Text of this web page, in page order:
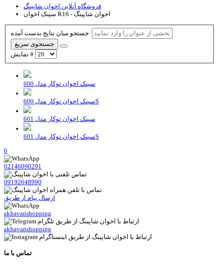
فروشگاه آنلاین اخوان شاپینگ
سینک اخوان R16 - اخوان شاپینگ
جستجوی سریع
نمایش #
سینک اخوان توکار مدل 600
سینک اخوان توکار مدل 600S
سینک اخوان توکار مدل 601
سینک اخوان توکار مدل 601S
0
02146090291
09192648990
ارسال پیام از طریق
akhavanshopping
akhavanshopping
تماس با ما